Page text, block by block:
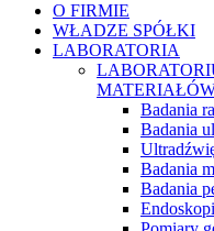
O FIRMIE
WŁADZE SPÓŁKI
LABORATORIA
Badania
Badania
Badania
Badania